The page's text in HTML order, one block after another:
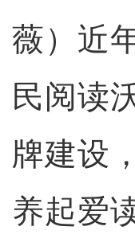
薇）近
民阅读
牌建设
养起爱